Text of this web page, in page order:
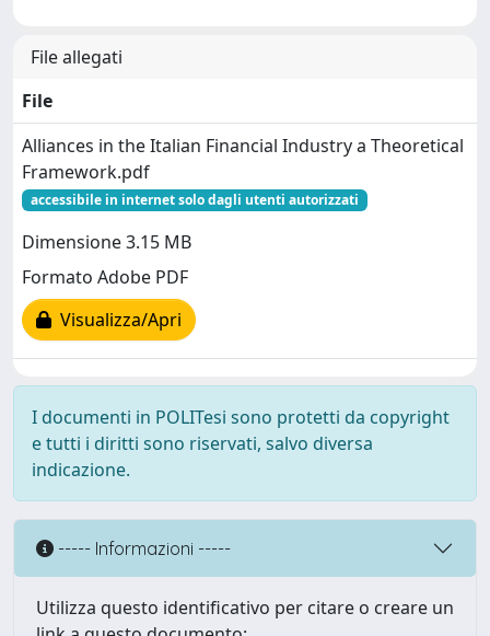
File allegati
File
Alliances in the Italian Financial Industry a Theoretical
Framework.pdf
accessibile in internet solo dagli utenti autorizzati
Dimensione 3.15 MB
Formato Adobe PDF
Visualizza/Apri
I documenti in POLITesi sono protetti da copyright
e tutti i diritti sono riservati, salvo diversa
indicazione.
----- Informazioni -----
Utilizza questo identificativo per citare o creare un